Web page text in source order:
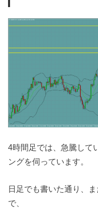
4時間足では、急騰して
ングを伺っています。
日足でも書いた通り、
で、